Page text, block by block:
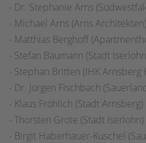
- Dr. Stephanie Arns
- Michael Arns (Arns Architekten)
- Matthias Berghoff
- Stefan Baumann (Stadt
- Stephan Britten (IHK Arnsberg
- Dr. Jürgen Fischbach
- Klaus Fröhlich (Stadt Arnsberg)
- Thorsten Grote (Stadt Iserlohn)
- Birgit Haberhauer-Kuschel